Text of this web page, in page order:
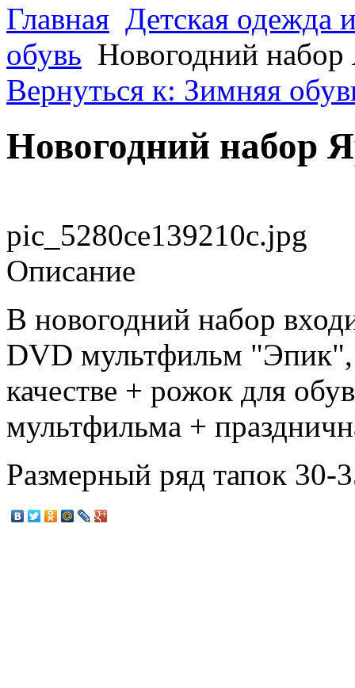
Главная Детская одежда
обувь Новогодний
Вернуться к: Зимняя
Новогодний набор
pic_5280ce139210c.jpg
Описание
В новогодний набор
DVD мультфильм
качестве + рожок для
мультфильма +
Размерный ряд тапок 30-